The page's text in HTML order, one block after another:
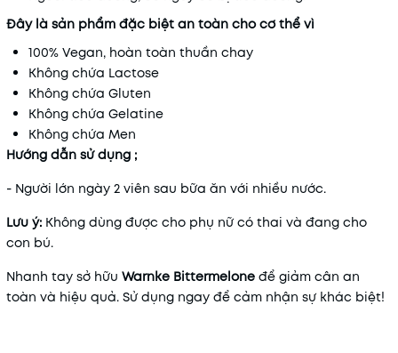
Đây là sản phẩm đặc biệt an toàn cho cơ thể vì
100% Vegan, hoàn toàn thuần chay
Không chứa Lactose
Không chứa Gluten
Không chứa Gelatine
Không chứa Men
Hướng dẫn sử dụng ;
- Người lớn ngày 2 viên sau bữa ăn với nhiều nước.
Lưu ý: Không dùng được cho phụ nữ có thai và đang cho
con bú.
Nhanh tay sở hữu Warnke Bittermelone để giảm cân an
toàn và hiệu quả. Sử dụng ngay để cảm nhận sự khác biệt!